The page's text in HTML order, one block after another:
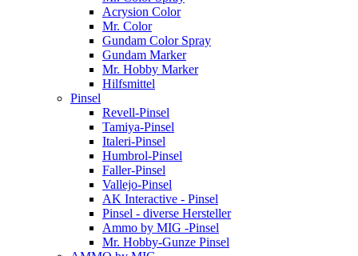
Acrysion Color
Mr. Color
Gundam Color Spray
Gundam Marker
Mr. Hobby Marker
Hilfsmittel
Pinsel
Revell-Pinsel
Tamiya-Pinsel
Italeri-Pinsel
Humbrol-Pinsel
Faller-Pinsel
Vallejo-Pinsel
AK Interactive - Pinsel
Pinsel - diverse Hersteller
Ammo by MIG -Pinsel
Mr. Hobby-Gunze Pinsel